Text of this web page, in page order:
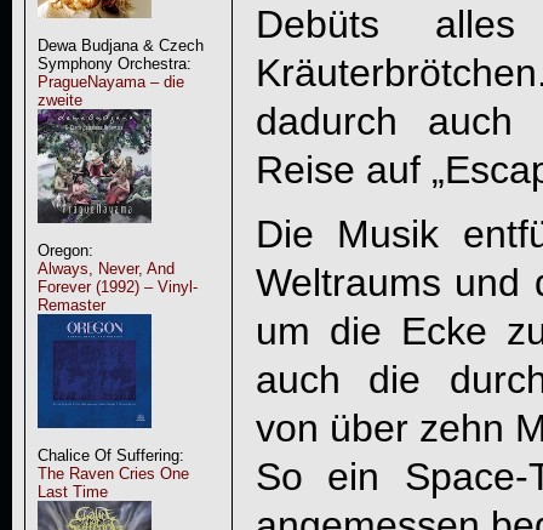
Dewa Budjana & Czech
Symphony Orchestra:
PragueNayama – die
zweite
Oregon:
Always, Never, And
Forever (1992) – Vinyl-
Remaster
Chalice Of Suffering:
The Raven Cries One
Last Time
Debüts
dadurch
Reise auf „
Die Musik
Weltraums und
um die Ecke
auch die
von über zehn
So ein Space-